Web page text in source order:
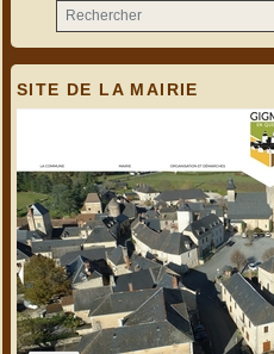
SITE DE LA MAIRIE